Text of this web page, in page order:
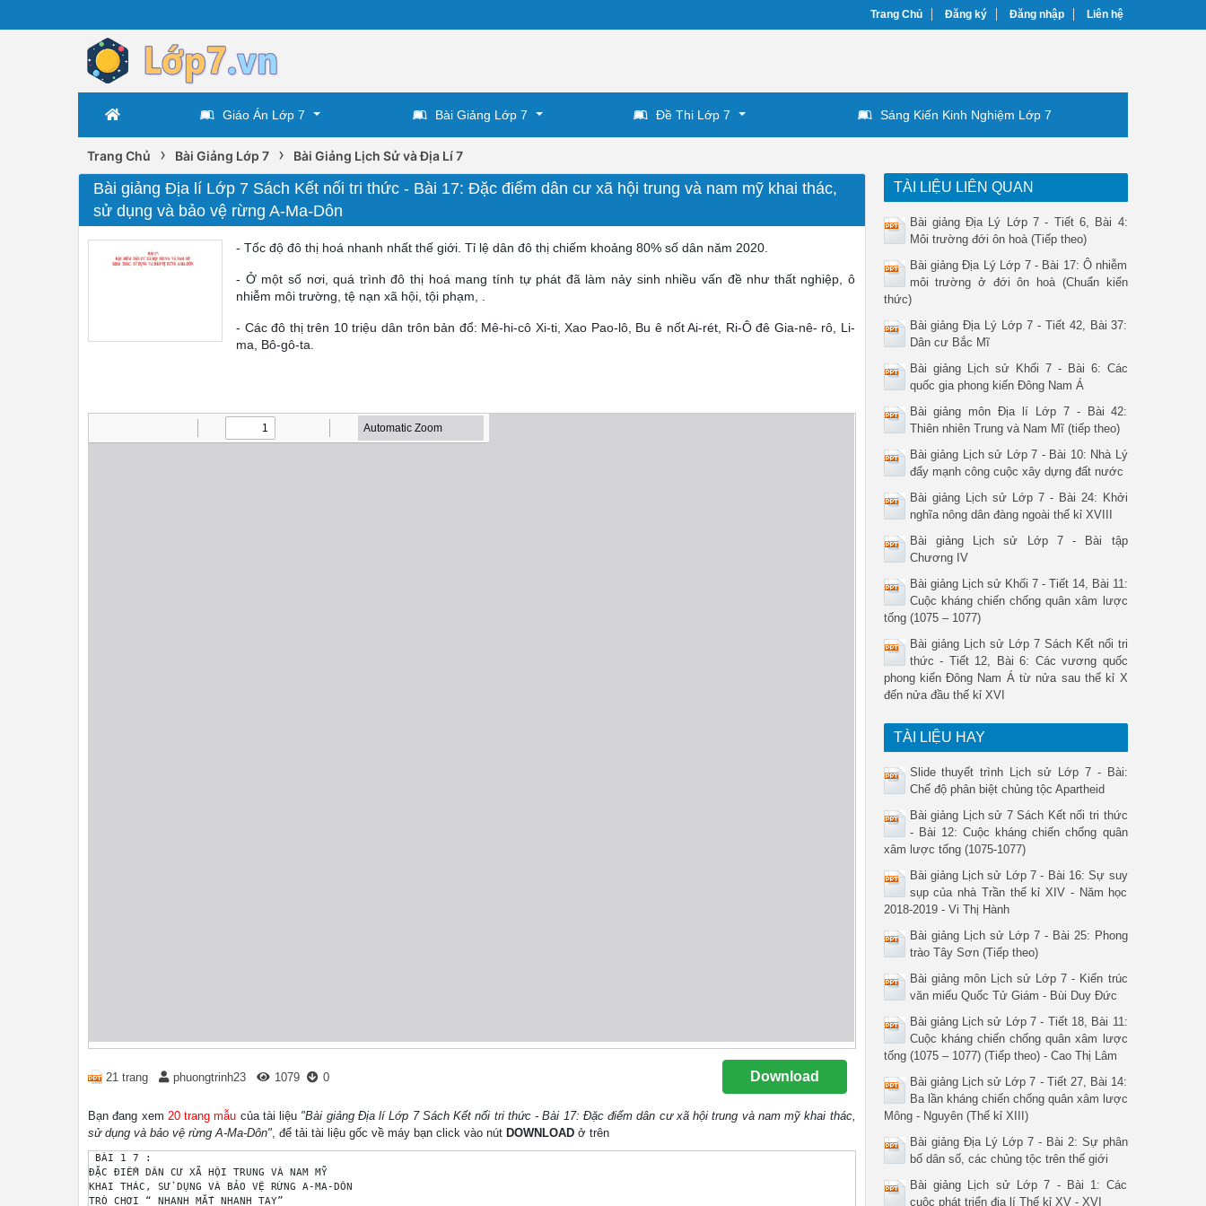
Trang Chủ Đăng ký Đăng nhập Liên hệ
Giáo Án Lớp 7 Bài Giảng Lớp 7 Đề Thi Lớp 7 Sáng Kiến Kinh Nghiệm Lớp 7
Trang Chủ › Bài Giảng Lớp 7 › Bài Giảng Lịch Sử và Địa Lí 7
Bài giảng Địa lí Lớp 7 Sách Kết nối tri thức - Bài 17: Đặc điểm dân cư xã hội trung và nam mỹ khai thác,
sử dụng và bảo vệ rừng A-Ma-Dôn
- Tốc độ đô thị hoá nhanh nhất thế giới. Tỉ lệ dân đô thị chiếm khoảng 80% số dân năm 2020.
- Ở một số nơi, quá trình đô thị hoá mang tính tự phát đã làm nảy sinh nhiều vấn đề như thất nghiệp, ô
nhiễm môi trường, tệ nạn xã hội, tội phạm, .
- Các đô thị trên 10 triệu dân trôn bản đổ: Mê-hi-cô Xi-ti, Xao Pao-lô, Bu ê nốt Ai-rét, Ri-Ô đê Gia-nê- rô, Li-
ma, Bô-gô-ta.
21 trang phuongtrinh23 1079 0 Download
Bạn đang xem 20 trang mẫu của tài liệu "Bài giảng Địa lí Lớp 7 Sách Kết nối tri thức - Bài 17: Đặc điểm dân cư xã hội trung và nam mỹ khai thác,
sử dụng và bảo vệ rừng A-Ma-Dôn", để tải tài liệu gốc về máy bạn click vào nút DOWNLOAD ở trên
BÀI 1 7 :
ĐẶC ĐIỂM DÂN CƯ XÃ HỘI TRUNG VÀ NAM MỸ
KHAI THÁC, SỬ DỤNG VÀ BẢO VỆ RỪNG A-MA-DÔN
TRÒ CHƠI “ NHANH MẮT NHANH TAY”
TÀI LIỆU LIÊN QUAN
Bài giảng Địa Lý Lớp 7 - Tiết 6, Bài 4:
Môi trường đới ôn hoà (Tiếp theo)
Bài giảng Địa Lý Lớp 7 - Bài 17: Ô nhiễm
môi trường ở đới ôn hoà (Chuẩn kiến
thức)
Bài giảng Địa Lý Lớp 7 - Tiết 42, Bài 37:
Dân cư Bắc Mĩ
Bài giảng Lịch sử Khối 7 - Bài 6: Các
quốc gia phong kiến Đông Nam Á
Bài giảng môn Địa lí Lớp 7 - Bài 42:
Thiên nhiên Trung và Nam Mĩ (tiếp theo)
Bài giảng Lịch sử Lớp 7 - Bài 10: Nhà Lý
đẩy mạnh công cuộc xây dựng đất nước
Bài giảng Lịch sử Lớp 7 - Bài 24: Khởi
nghĩa nông dân đàng ngoài thế kỉ XVIII
Bài giảng Lịch sử Lớp 7 - Bài tập
Chương IV
Bài giảng Lịch sử Khối 7 - Tiết 14, Bài 11:
Cuộc kháng chiến chống quân xâm lược
tống (1075 – 1077)
Bài giảng Lịch sử Lớp 7 Sách Kết nối tri
thức - Tiết 12, Bài 6: Các vương quốc
phong kiến Đông Nam Á từ nửa sau thế kỉ X
đến nửa đầu thế kỉ XVI
TÀI LIỆU HAY
Slide thuyết trình Lịch sử Lớp 7 - Bài:
Chế độ phân biệt chủng tộc Apartheid
Bài giảng Lịch sử 7 Sách Kết nối tri thức
- Bài 12: Cuộc kháng chiến chống quân
xâm lược tống (1075-1077)
Bài giảng Lịch sử Lớp 7 - Bài 16: Sự suy
sụp của nhà Trần thế kỉ XIV - Năm học
2018-2019 - Vi Thị Hành
Bài giảng Lịch sử Lớp 7 - Bài 25: Phong
trào Tây Sơn (Tiếp theo)
Bài giảng môn Lịch sử Lớp 7 - Kiến trúc
văn miếu Quốc Tử Giám - Bùi Duy Đức
Bài giảng Lịch sử Lớp 7 - Tiết 18, Bài 11:
Cuộc kháng chiến chống quân xâm lược
tống (1075 – 1077) (Tiếp theo) - Cao Thị Lâm
Bài giảng Lịch sử Lớp 7 - Tiết 27, Bài 14:
Ba lần kháng chiến chống quân xâm lược
Mông - Nguyên (Thế kỉ XIII)
Bài giảng Địa Lý Lớp 7 - Bài 2: Sự phân
bố dân số, các chủng tộc trên thế giới
Bài giảng Lịch sử Lớp 7 - Bài 1: Các
cuộc phát triển địa lí Thế kỉ XV - XVI